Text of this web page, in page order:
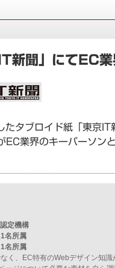
IT新聞」にてEC
たタブロイド紙「東京IT
EC業界のキーパーソン
定機構
名所属
名所属
く、EC特有のWebデザイン知